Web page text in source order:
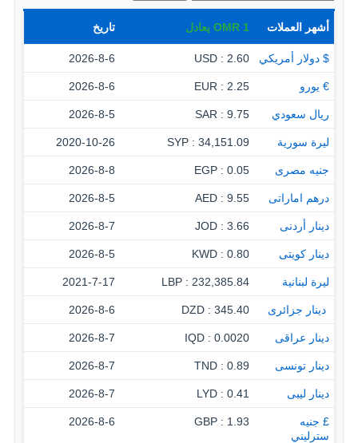
أشهر العملات 1
OMR يعادل تاريخ
$ دولار أمريكي 2.60 : USD
2026-8-6
€ يورو 2.25 : EUR
2026-8-6
ريال سعودي 9.75 : SAR
2026-8-5
ليرة سورية 34,151.09 : SYP
2020-10-26
جنيه مصرى 0.05 : EGP
2026-8-8
درهم اماراتى 9.55 : AED
2026-8-5
دينار أردنى 3.66 : JOD
2026-8-7
دينار كويتى 0.80 : KWD
2026-8-5
ليرة لبنانية 232,385.84 : LBP
2021-7-17
‏ دينار جزائرى 345.40 : DZD
2026-8-6
دينار عراقى 0.0020 : IQD
2026-8-7
دينار تونسى 0.89 : TND
2026-8-7
دينار ليبى 0.41 : LYD
2026-8-7
£ جنيه
سترليني
1.93 : GBP
2026-8-6